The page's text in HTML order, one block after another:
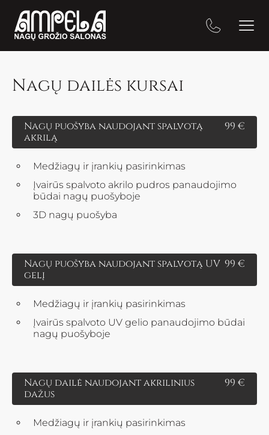
Nagų dailės kursai
Nagų puošyba naudojant spalvotą
akrilą
99 €
Medžiagų ir įrankių pasirinkimas
Įvairūs spalvoto akrilo pudros panaudojimo
būdai nagų puošyboje
3D nagų puošyba
Nagų puošyba naudojant spalvotą UV
gelį
99 €
Medžiagų ir įrankių pasirinkimas
Įvairūs spalvoto UV gelio panaudojimo būdai
nagų puošyboje
Nagų dailė naudojant akrilinius
dažus
99 €
Medžiagų ir įrankių pasirinkimas